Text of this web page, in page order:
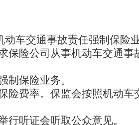
车交通事故责任强制保险业
保险公司从事机动车交通事
制保险业务。
险费率。保监会按照机动车
听证会听取公众意见。